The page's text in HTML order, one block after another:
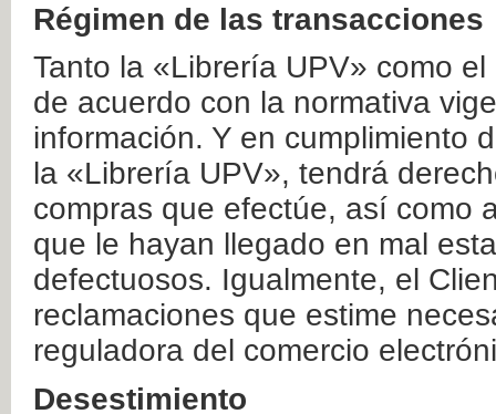
Régimen de las transacciones
Tanto la «Librería UPV» como
de acuerdo con la normativa
información. Y en cumplimiento
la «Librería UPV», tendrá
compras que efectúe, así como
que le hayan llegado en mal
defectuosos. Igualmente, el
reclamaciones que estime
reguladora del comercio
Desestimiento